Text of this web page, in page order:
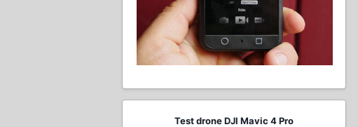
Test drone DJI Mavic 4 Pro